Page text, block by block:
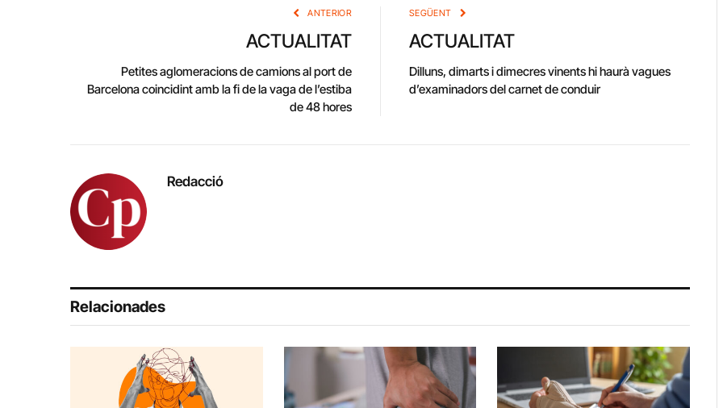
ANTERIOR
ACTUALITAT
Petites aglomeracions de camions al port de
Barcelona coincidint amb la fi de la vaga de l’estiba
de 48 hores
SEGÜENT
ACTUALITAT
Dilluns, dimarts i dimecres vinents hi haurà vagues
d’examinadors del carnet de conduir
Redacció
Relacionades